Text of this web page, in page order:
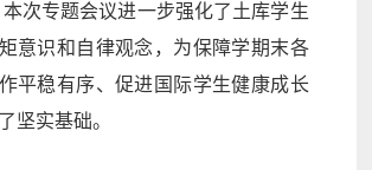
本次专题会议进一步强化了土库学生
意识和自律观念，为保障学期末各
平稳有序、促进国际学生健康成长
坚实基础。